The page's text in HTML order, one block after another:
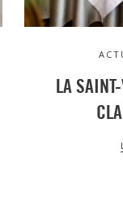
LA